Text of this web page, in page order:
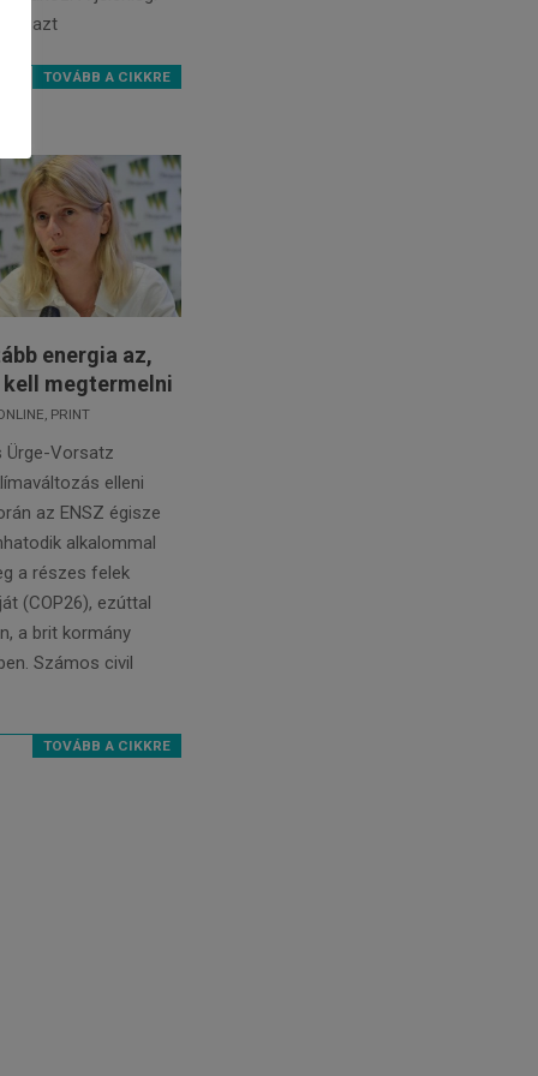
azt
TOVÁBB A CIKKRE
energia az,
megtermelni
, PRINT
Ürge-Vorsatz
elleni
az ENSZ égisze
alkalommal
a részes felek
(COP26), ezúttal
a brit kormány
Számos civil
TOVÁBB A CIKKRE